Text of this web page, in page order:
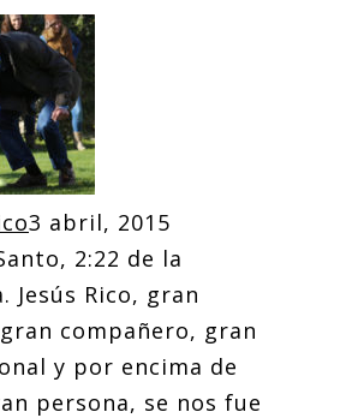
3 abril, 2015
2:22 de la
Jesús Rico, gran
compañero, gran
y por encima de
persona, se nos fue